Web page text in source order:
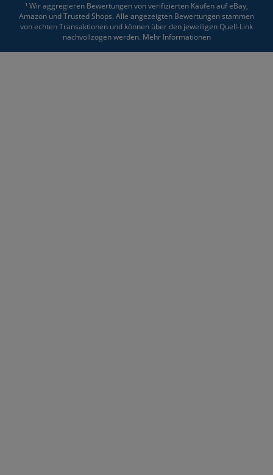
¹ Wir aggregieren Bewertungen von verifizierten Käufen auf eBay,
Amazon und Trusted Shops. Alle angezeigten Bewertungen stammen
von echten Transaktionen und können über den jeweiligen Quell-Link
nachvollzogen werden. Mehr Informationen